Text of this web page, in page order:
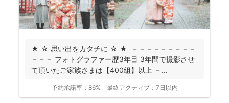
★ ☆ 思い出をカタチに ☆ ★ －－－－－－－－－
－－－ フォトグラファー歴3年目 3年間で撮影させ
て頂いたご家族さまは【400組】以上 －...
予約承諾率： 86% 最終アクティブ： 7日以内